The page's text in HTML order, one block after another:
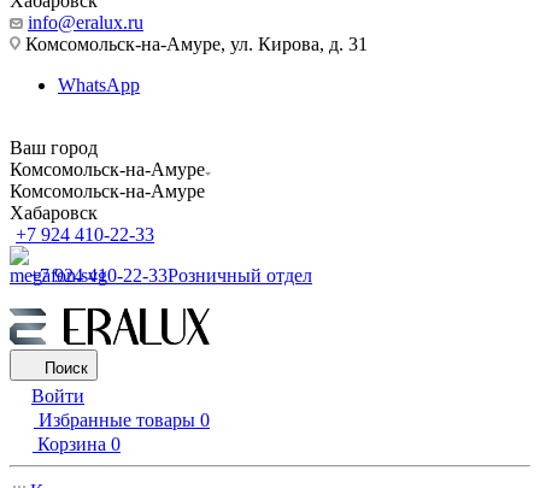
info@eralux.ru
Комсомольск-на-Амуре, ул. Кирова, д. 31
WhatsApp
Ваш город
Комсомольск-на-Амуре
Комсомольск-на-Амуре
Хабаровск
+7 924 410-22-33
+7 924 410-22-33Розничный отдел
Поиск
Войти
Избранные товары 0
Корзина 0